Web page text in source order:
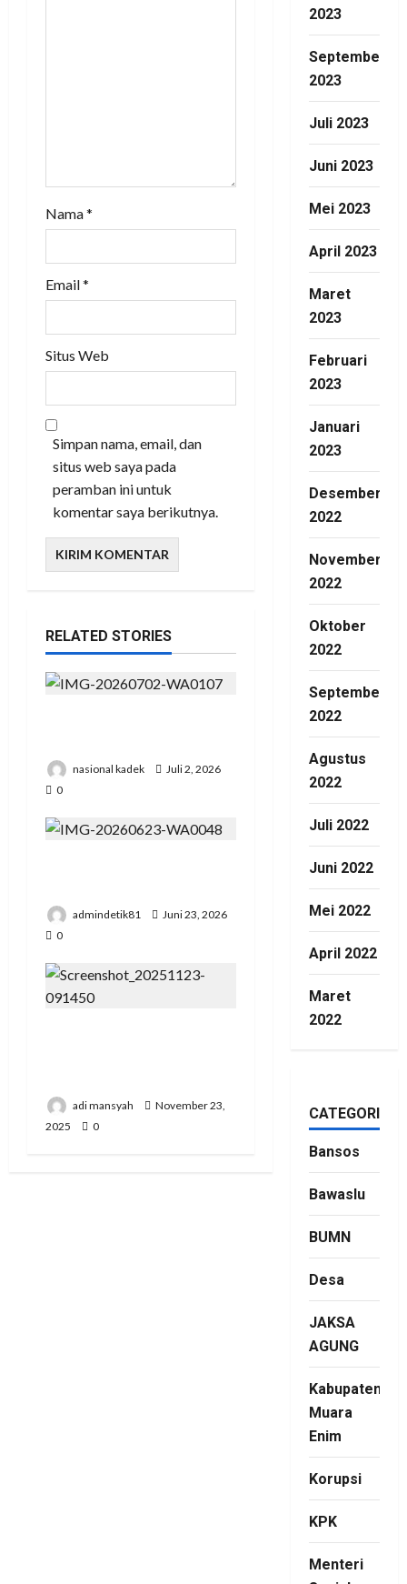
Nama*
Email*
Situs Web
Simpan nama, email, dan
situs web saya pada
peramban ini untuk
komentar saya berikutnya.
RELATED STORIES
nasional kadek
Juli 2, 2026
0
admindetik81
Juni 23, 2026
0
adi mansyah
November 23,
2025
0
2023
September
2023
Juli 2023
Juni 2023
Mei 2023
April 2023
Maret
2023
Februari
2023
Januari
2023
Desember
2022
November
2022
Oktober
2022
September
2022
Agustus
2022
Juli 2022
Juni 2022
Mei 2022
April 2022
Maret
2022
CATEGORIES
Bansos
Bawaslu
BUMN
Desa
JAKSA
AGUNG
Kabupaten
Muara
Enim
Korupsi
KPK
Menteri